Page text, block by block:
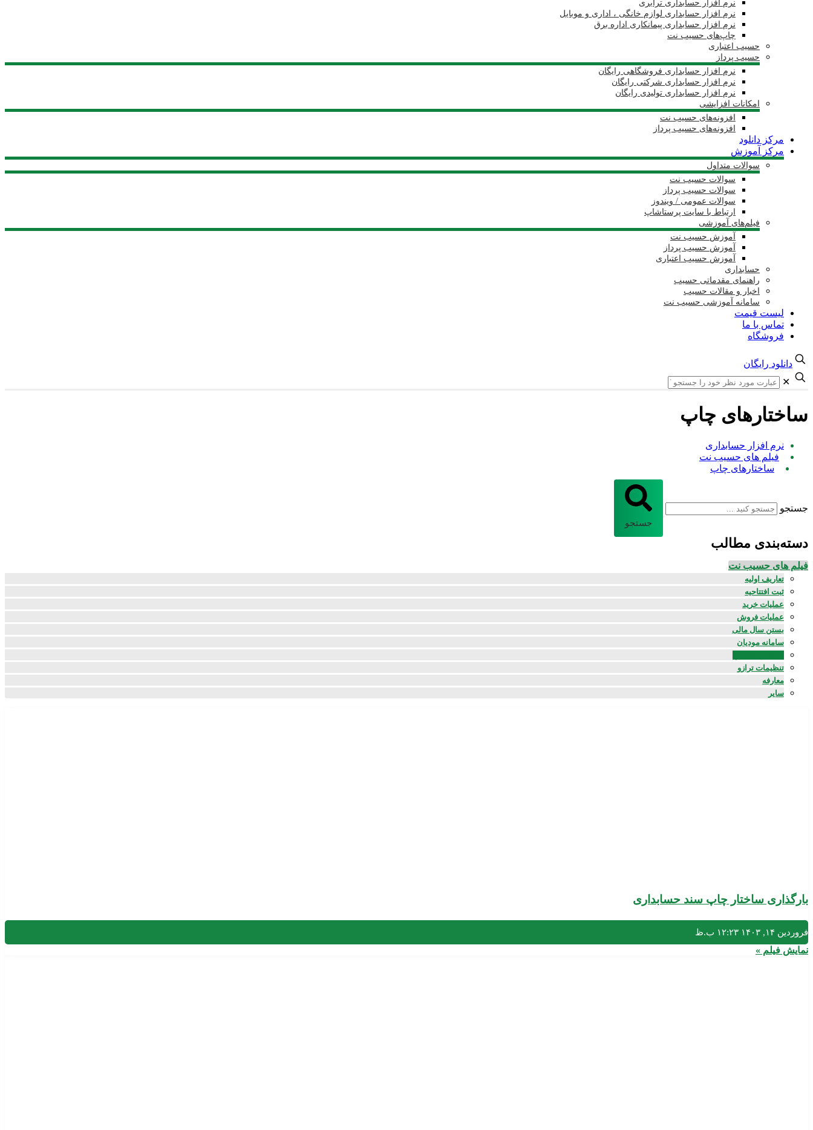
نرم افزار حسابداری ترابری
نرم افزار حسابداری لوازم خانگی ، اداری و موبایل
نرم افزار حسابداری پیمانکاری اداره برق
چاپ‌های حسیب نت
حسیب اعتباری
حسیب پرداز
نرم افزار حسابداری فروشگاهی رایگان
نرم افزار حسابداری شرکتی رایگان
نرم افزار حسابداری تولیدی رایگان
امکانات افزایشی
افزونه‌های حسیب نت
افزونه‌های حسیب پرداز
مرکز دانلود
مرکز آموزش
سوالات متداول
سوالات حسیب نت
سوالات حسیب پرداز
سوالات عمومی / ویندوز
ارتباط با سایت پرستاشاپ
فیلم‌های آموزشی
آموزش حسیب نت
آموزش حسیب پرداز
آموزش حسیب اعتباری
حسابداری
راهنمای مقدماتی حسیب
اخبار و مقالات حسیب
سامانه آموزشی حسیب نت
لیست قیمت
تماس با ما
فروشگاه
دانلود رایگان
✕
ساختارهای چاپ
نرم افزار حسابداری
فیلم های حسیب نت
ساختارهای چاپ
جستجو
جستجو
دسته‌بندی مطالب
فیلم های حسیب نت
تعاریف اولیه
ثبت افتتاحیه
عملیات خرید
عملیات فروش
بستن سال مالی
سامانه مودیان
تنظیمات ترازو
معارفه
سایر
بارگذاری ساختار چاپ سند حسابداری
فروردین ۱۴, ۱۴۰۳ ۱۲:۲۳ ب.ظ
نمایش فیلم »